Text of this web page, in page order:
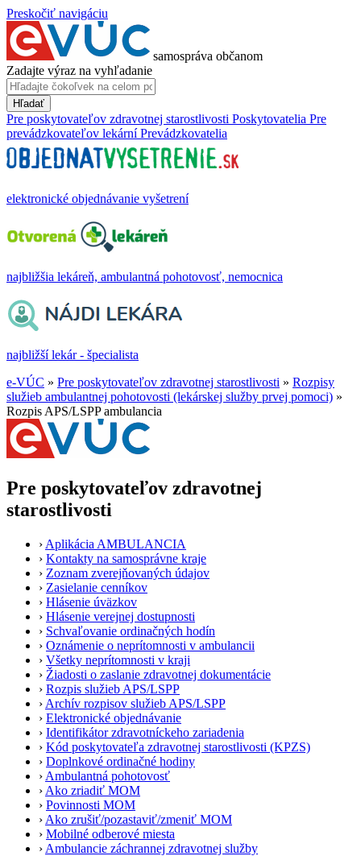
Preskočiť navigáciu
samospráva občanom
Zadajte výraz na vyhľadanie
Hľadať
Pre poskytovateľov zdravotnej starostlivosti Poskytovatelia Pre
prevádzkovateľov lekární Prevádzkovatelia
elektronické objednávanie vyšetrení
najbližšia lekáreň, ambulantná pohotovosť, nemocnica
najbližší lekár - špecialista
e-VÚC » Pre poskytovateľov zdravotnej starostlivosti » Rozpisy
služieb ambulantnej pohotovosti (lekárskej služby prvej pomoci) »
Rozpis APS/LSPP ambulancia
Pre poskytovateľov zdravotnej
starostlivosti
› Aplikácia AMBULANCIA
› Kontakty na samosprávne kraje
› Zoznam zverejňovaných údajov
› Zasielanie cenníkov
› Hlásenie úväzkov
› Hlásenie verejnej dostupnosti
› Schvaľovanie ordinačných hodín
› Oznámenie o neprítomnosti v ambulancii
› Všetky neprítomnosti v kraji
› Žiadosti o zaslanie zdravotnej dokumentácie
› Rozpis služieb APS/LSPP
› Archív rozpisov služieb APS/LSPP
› Elektronické objednávanie
› Identifikátor zdravotníckeho zariadenia
› Kód poskytovateľa zdravotnej starostlivosti (KPZS)
› Doplnkové ordinačné hodiny
› Ambulantná pohotovosť
› Ako zriadiť MOM
› Povinnosti MOM
› Ako zrušiť/pozastaviť/zmeniť MOM
› Mobilné odberové miesta
› Ambulancie záchrannej zdravotnej služby